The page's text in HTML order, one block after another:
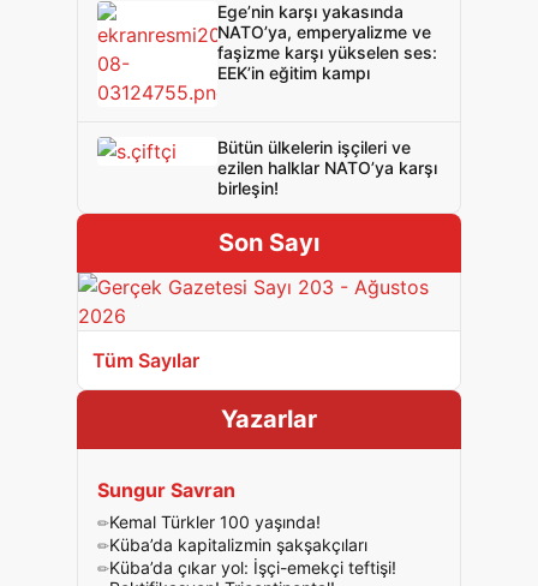
Ege’nin karşı yakasında
NATO’ya, emperyalizme ve
faşizme karşı yükselen ses:
EEK’in eğitim kampı
Bütün ülkelerin işçileri ve
ezilen halklar NATO’ya karşı
birleşin!
Son Sayı
Tüm Sayılar
Yazarlar
Sungur Savran
Kemal Türkler 100 yaşında!
Küba’da kapitalizmin şakşakçıları
Küba’da çıkar yol: İşçi-emekçi teftişi!